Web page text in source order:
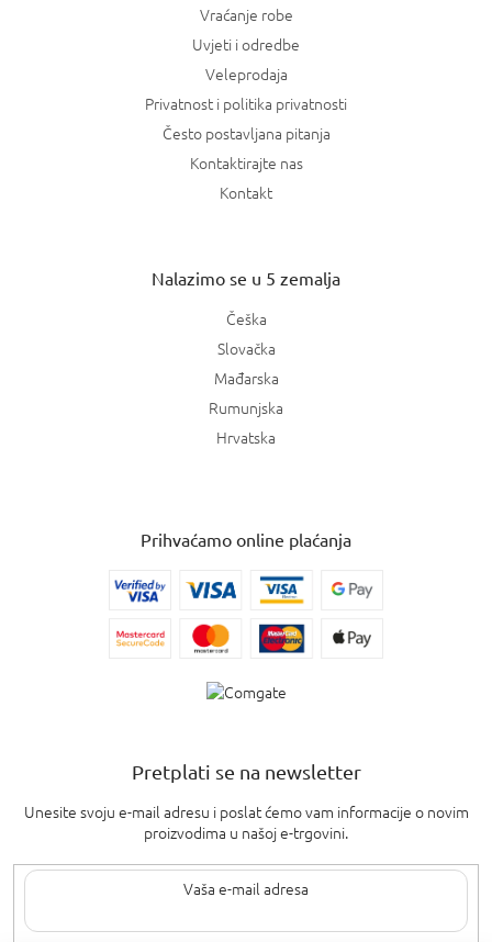
Vraćanje robe
Uvjeti i odredbe
Veleprodaja
Privatnost i politika privatnosti
Često postavljana pitanja
Kontaktirajte nas
Kontakt
Nalazimo se u 5 zemalja
Češka
Slovačka
Mađarska
Rumunjska
Hrvatska
Prihvaćamo online plaćanja
Pretplati se na newsletter
Unesite svoju e-mail adresu i poslat ćemo vam informacije o novim
proizvodima u našoj e-trgovini.